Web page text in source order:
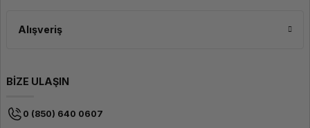
Alışveriş
BİZE ULAŞIN
0 (850) 640 0607